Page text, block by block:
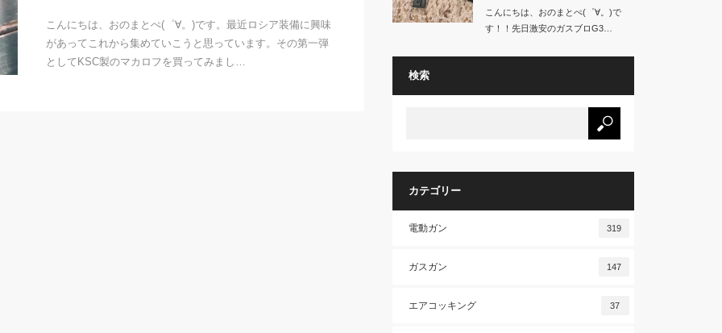
こんにちは、おのまとぺ(゜∀。)です。最近ロシア装備に興味
があってこれから集めていこうと思っています。その第一弾
としてKSC製のマカロフを買ってみまし…
こんにちは、おのまとぺ(゜∀。)で
す！！先日激安のガスブロG3…
検索
カテゴリー
電動ガン 319
ガスガン 147
エアコッキング 37